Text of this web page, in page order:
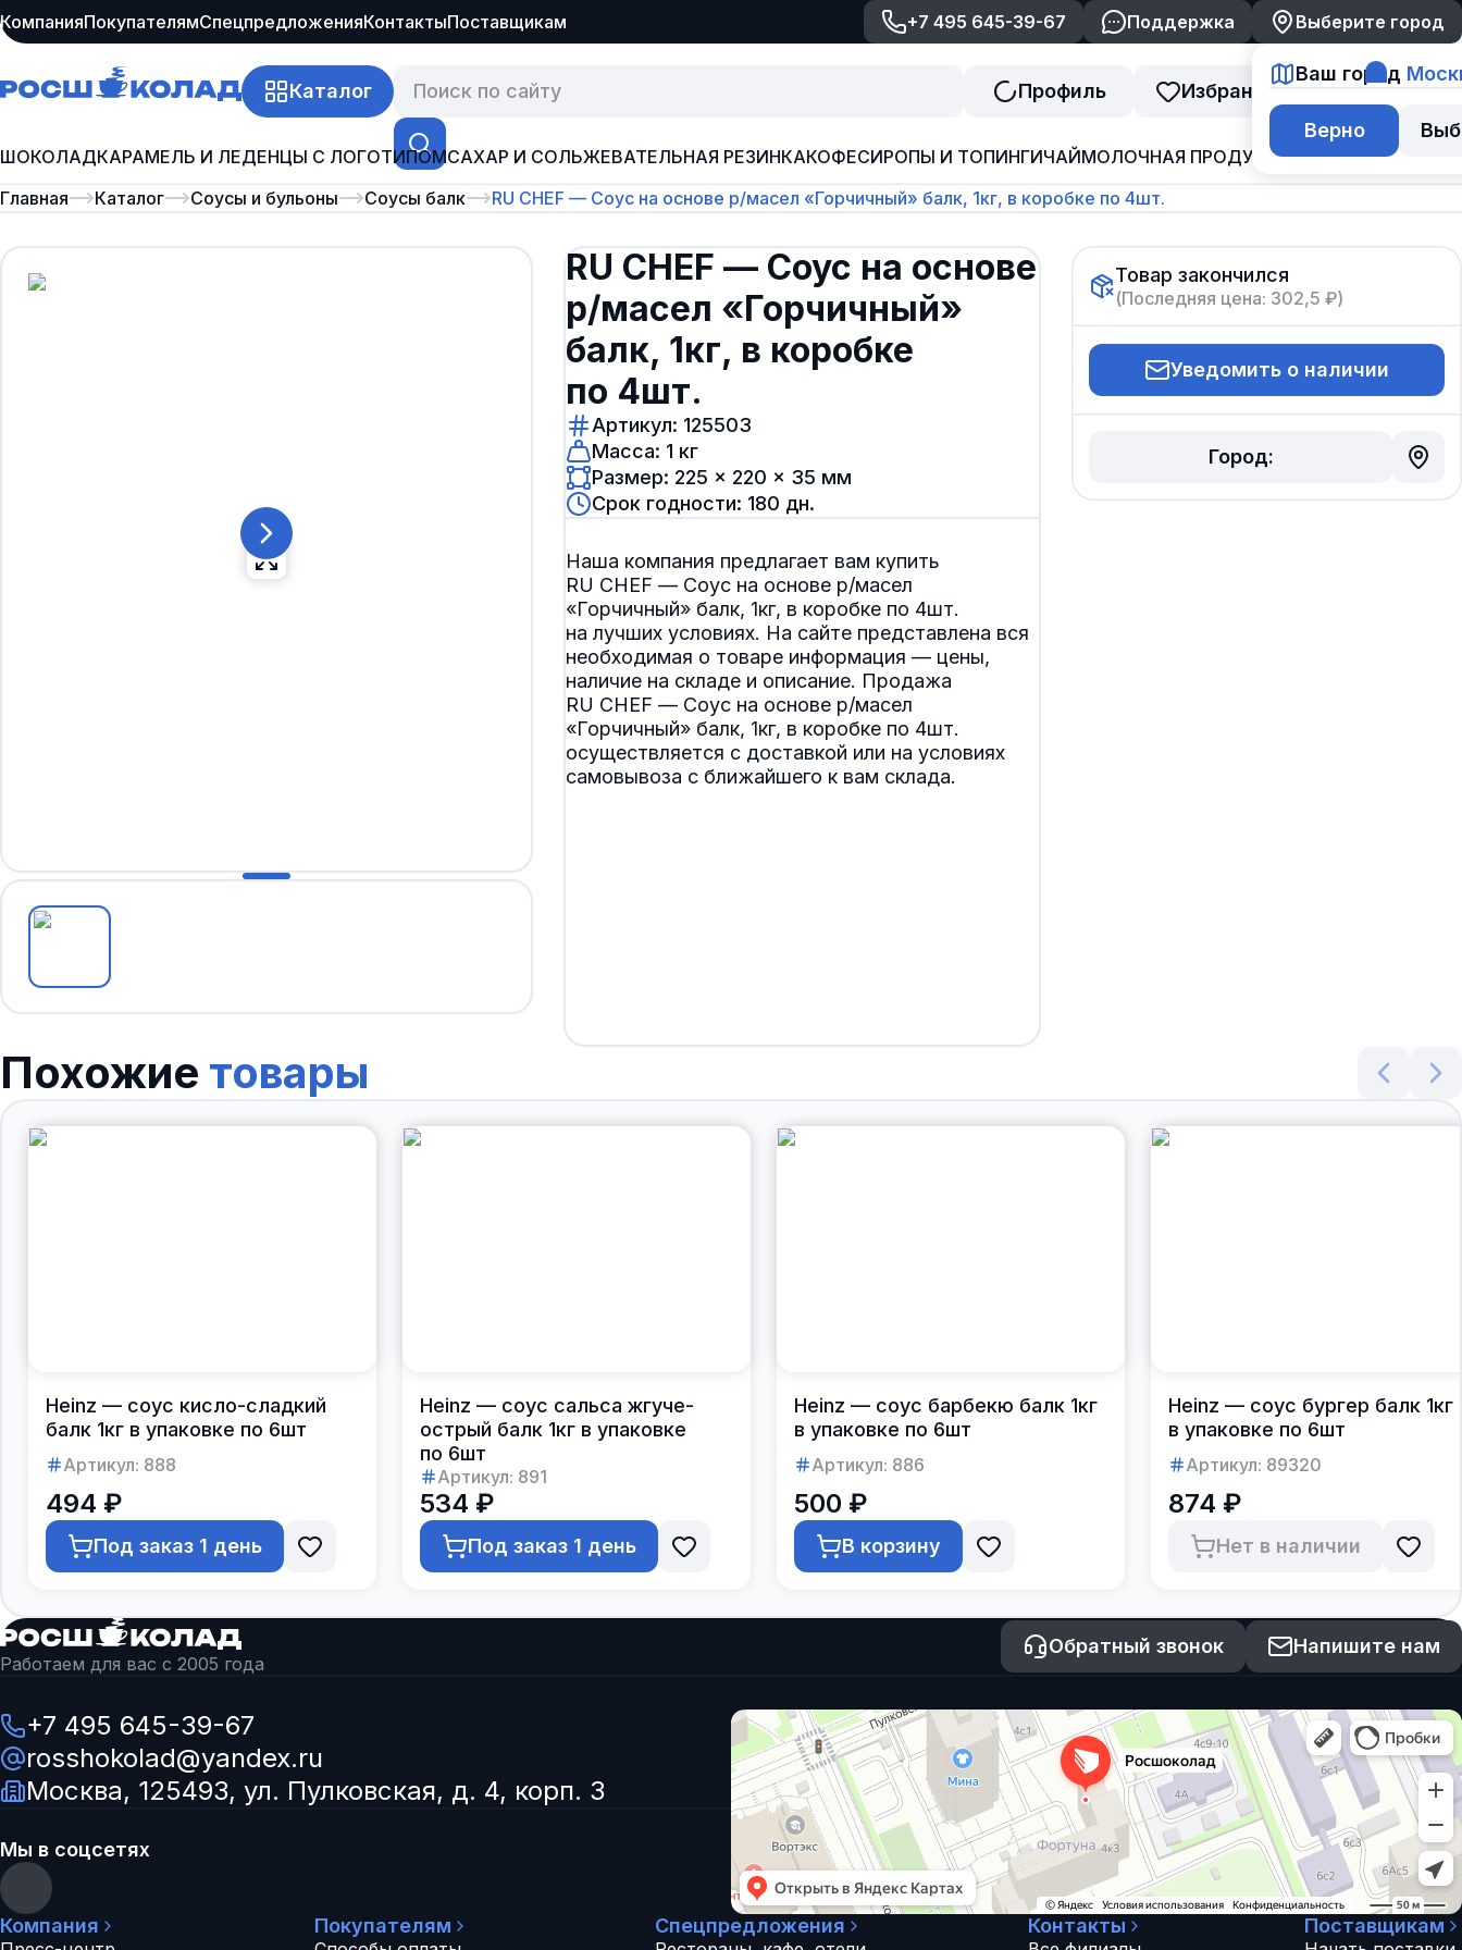
КомпанияПокупателямСпецпредложенияКонтактыПоставщикам +7 495 645-39-67 Поддержка Выберите город
Ваш город
Верно
Каталог Профиль Избранное Корзина
ШОКОЛАДКАРАМЕЛЬ И ЛЕДЕНЦЫ С ЛОГОТИПОМСАХАР И СОЛЬЖЕВАТЕЛЬНАЯ РЕЗИНКАКОФЕСИРОПЫ И ТОПИНГИЧАЙМОЛОЧНАЯ ПРОДУКЦИЯДЖЕМ И
Главная
Каталог Соусы и бульоны Соусы балк RU CHEF — Соус на основе р/масел «Горчичный» балк, 1кг, в коробке по 4шт.
RU CHEF — Соус на основе
р/масел «Горчичный»
балк, 1кг, в коробке
по 4шт.
Артикул: 125503
Масса: 1 кг
Размер: 225 × 220 × 35 мм
Срок годности: 180 дн.
Наша компания предлагает вам купить
RU CHEF — Соус на основе р/масел
«Горчичный» балк, 1кг, в коробке по 4шт.
на лучших условиях. На сайте представлена вся
необходимая о товаре информация — цены,
наличие на складе и описание. Продажа
RU CHEF — Соус на основе р/масел
«Горчичный» балк, 1кг, в коробке по 4шт.
осуществляется с доставкой или на условиях
самовывоза с ближайшего к вам склада.
Товар закончился
(Последняя цена: 302,5 ₽)
Уведомить о наличии
Город:
Похожие товары
Heinz — соус кисло-сладкий
балк 1кг в упаковке по 6шт
Артикул: 888
494 ₽
Под заказ 1 день
Heinz — соус сальса жгуче-
острый балк 1кг в упаковке
по 6шт
Артикул: 891
534 ₽
Под заказ 1 день
Heinz — соус барбекю балк 1кг
в упаковке по 6шт
Артикул: 886
500 ₽
В корзину
Heinz — соус бургер балк 1кг
в упаковке по 6шт
Артикул: 89320
874 ₽
Нет в наличии
Работаем для вас с 2005 года
Обратный звонок Напишите нам
+7 495 645-39-67
rosshokolad@yandex.ru
Москва, 125493, ул. Пулковская, д. 4, корп. 3
Мы в соцсетях
Компания Покупателям Спецпредложения Контакты Поставщикам